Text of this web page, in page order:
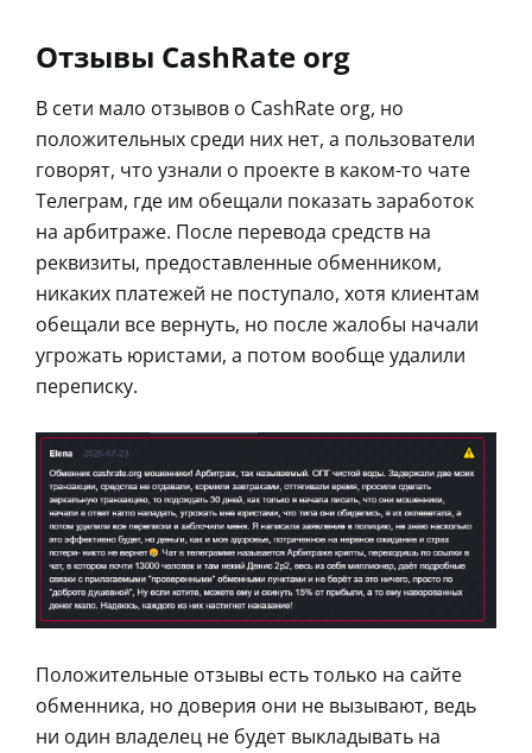
Отзывы CashRate org
В сети мало отзывов о CashRate org, но
положительных среди них нет, а пользователи
говорят, что узнали о проекте в каком-то чате
Телеграм, где им обещали показать заработок
на арбитраже. После перевода средств на
реквизиты, предоставленные обменником,
никаких платежей не поступало, хотя клиентам
обещали все вернуть, но после жалобы начали
угрожать юристами, а потом вообще удалили
переписку.
Положительные отзывы есть только на сайте
обменника, но доверия они не вызывают, ведь
ни один владелец не будет выкладывать на